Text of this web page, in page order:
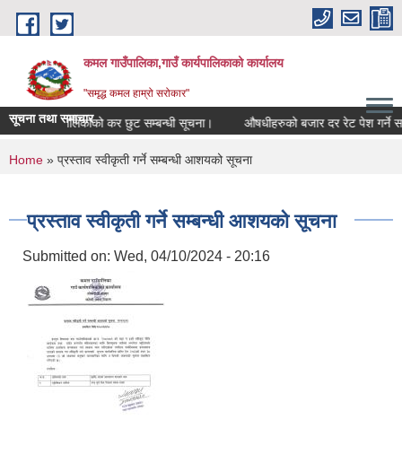
Skip to main content
कमल गाउँपालिका,गाउँ कार्यपालिकाको कार्यालय
"समृद्ध कमल हाम्रो सरोकार"
सूचना तथा समाचार
कमल गाउँपालिकाको कर छुट सम्बन्धी सूचना। औषधीहरुको बजार दर रेट पेश गर्ने
You are here
Home » प्रस्ताव स्वीकृती गर्ने सम्बन्धी आशयको सूचना
प्रस्ताव स्वीकृती गर्ने सम्बन्धी आशयको सूचना
Submitted on: Wed, 04/10/2024 - 20:16